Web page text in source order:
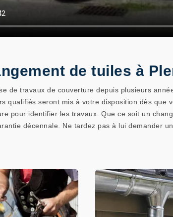
de tuiles à
de travaux de couverture depuis plusieurs
qualifiés seront mis à votre disposition dès que
pour identifier les travaux. Que ce soit un
décennale. Ne tardez pas à lui demander un